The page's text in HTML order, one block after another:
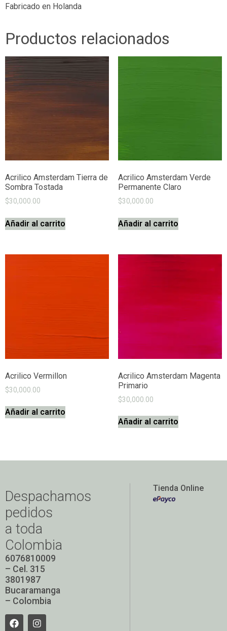
Fabricado en Holanda
Productos relacionados
Acrilico Amsterdam Tierra de
Sombra Tostada
$30,000.00
Añadir al carrito
Acrilico Amsterdam Verde
Permanente Claro
$30,000.00
Añadir al carrito
Acrilico Vermillon
$30,000.00
Añadir al carrito
Acrilico Amsterdam Magenta
Primario
$30,000.00
Añadir al carrito
Despachamos
pedidos
a toda
Colombia
6076810009
– Cel. 315
3801987
Bucaramanga
– Colombia
Tienda Online